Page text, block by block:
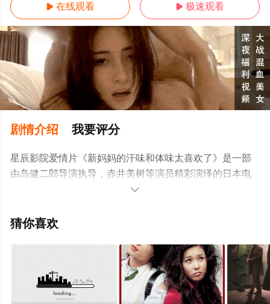
 在线观看  极速观看
剧情介绍 我要评分
星辰影院爱情片《新妈妈的汗味和体味太喜欢了》是一部
由岛健二郎导演执导，赤井美树等演员精彩演绎的日本电
影，手机免费观看高清无删减完整版电影就上星辰电影
平台了解。

猜你喜欢